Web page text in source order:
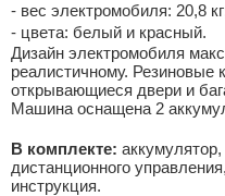
- вес электромобиля: 20,8
- цвета: белый и красный.
Дизайн электромобиля
реалистичному. Резиновые
открывающиеся двери и
Машина оснащена 2
В комплекте:
дистанционного
инструкция.